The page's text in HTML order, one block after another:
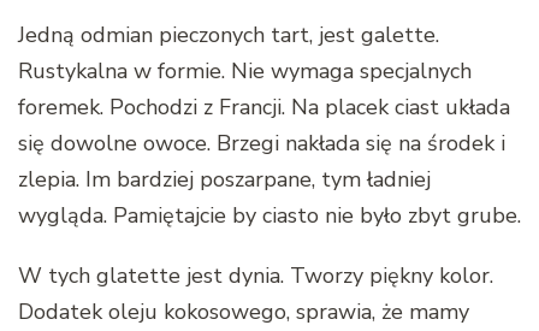
Jedną odmian pieczonych tart, jest galette.
Rustykalna w formie. Nie wymaga specjalnych
foremek. Pochodzi z Francji. Na placek ciast układa
się dowolne owoce. Brzegi nakłada się na środek i
zlepia. Im bardziej poszarpane, tym ładniej
wygląda. Pamiętajcie by ciasto nie było zbyt grube.
W tych glatette jest dynia. Tworzy piękny kolor.
Dodatek oleju kokosowego, sprawia, że mamy